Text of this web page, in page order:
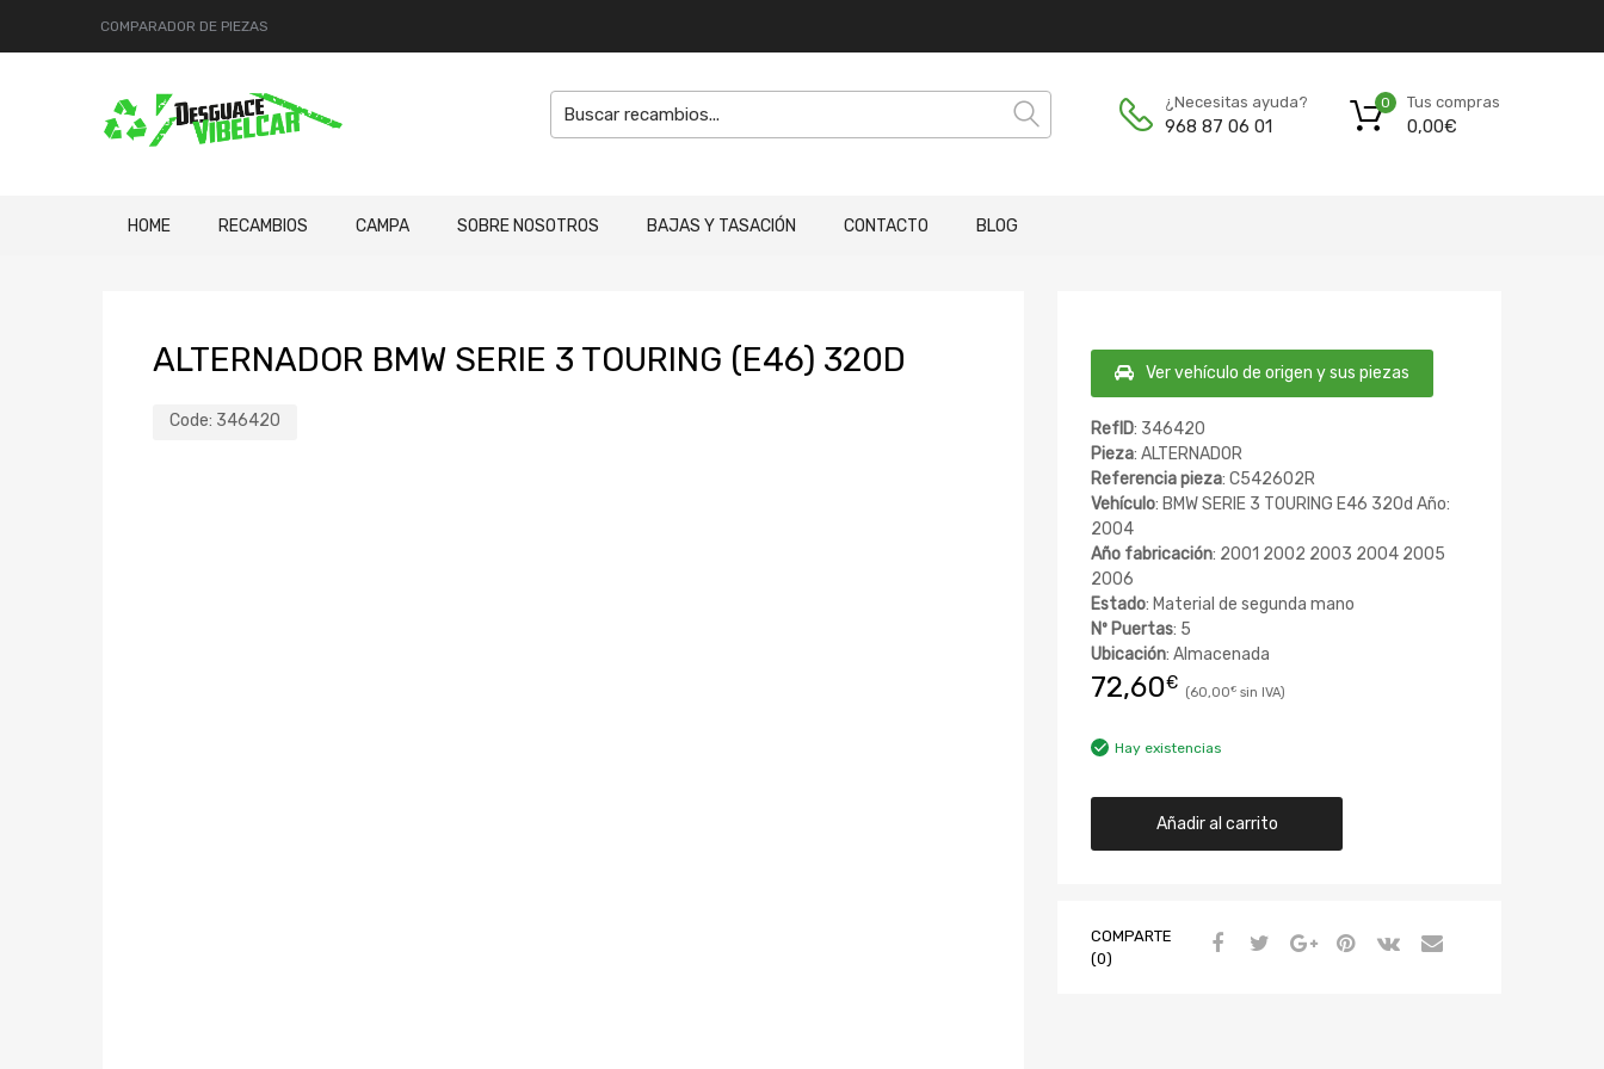
COMPARADOR DE PIEZAS
¿Necesitas ayuda?
968 87 06 01
Tus compras
0,00€
0
HOME RECAMBIOS CAMPA SOBRE NOSOTROS BAJAS Y TASACIÓN CONTACTO BLOG
ALTERNADOR BMW SERIE 3 TOURING (E46) 320D
Code: 346420
Ver vehículo de origen y sus piezas
RefID: 346420
Pieza: ALTERNADOR
Referencia pieza: C542602R
Vehículo: BMW SERIE 3 TOURING E46 320d Año:
2004
Año fabricación: 2001 2002 2003 2004 2005
2006
Estado: Material de segunda mano
Nº Puertas: 5
Ubicación: Almacenada
72,60€ 60,00€
Hay existencias
Añadir al carrito
COMPARTE
(0)